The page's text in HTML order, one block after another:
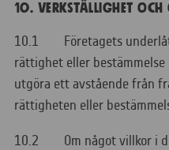
10. VERKSTÄLLIGHET OCH
10.1 Företagets
rättighet eller
utgöra ett avstående från
rättigheten eller
10.2 Om något villkor i